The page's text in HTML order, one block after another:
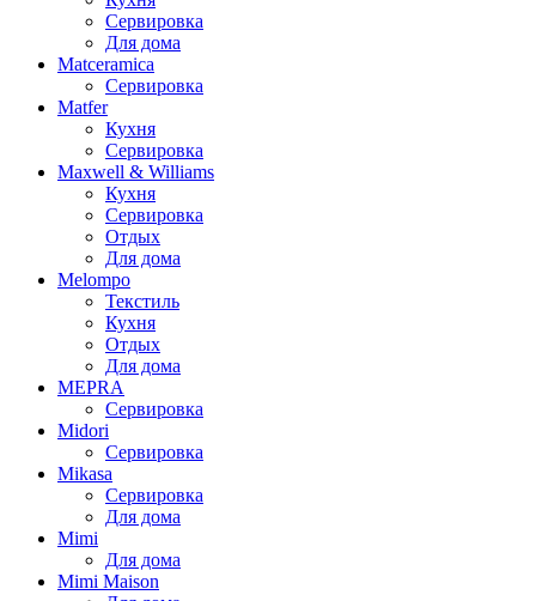
Сервировка
Для дома
Matceramica
Сервировка
Matfer
Кухня
Сервировка
Maxwell & Williams
Кухня
Сервировка
Отдых
Для дома
Melompo
Текстиль
Кухня
Отдых
Для дома
MEPRA
Сервировка
Midori
Сервировка
Mikasa
Сервировка
Для дома
Mimi
Для дома
Mimi Maison